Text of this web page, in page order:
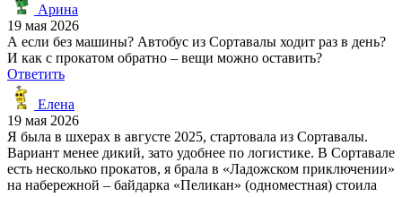
Арина
19 мая 2026
А если без машины? Автобус из Сортавалы ходит раз в день?
И как с прокатом обратно – вещи можно оставить?
Ответить
Елена
19 мая 2026
Я была в шхерах в августе 2025, стартовала из Сортавалы.
Вариант менее дикий, зато удобнее по логистике. В Сортавале
есть несколько прокатов, я брала в «Ладожском приключении»
на набережной – байдарка «Пеликан» (одноместная) стоила